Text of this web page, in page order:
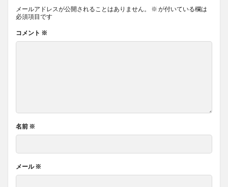
メールアドレスが公開されることはありません。 ※ が付いている欄は
必須項目です
コメント ※
名前 ※
メール※